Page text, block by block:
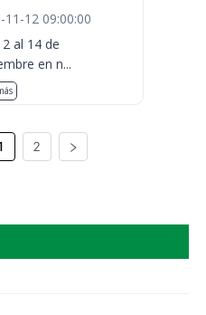
11-12 09:00:00
al 14 de
en n...
2